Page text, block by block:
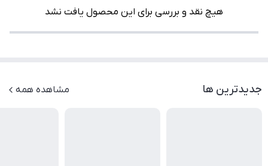
هیچ نقد و بررسی برای این محصول یافت نشد
جدیدترین ها مشاهده همه